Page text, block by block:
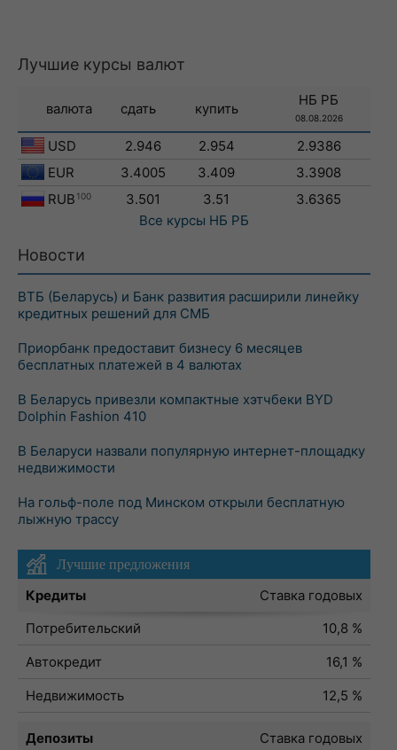
Лучшие курсы валют
валюта сдать купить
НБ РБ
08.08.2026
USD 2.946 2.954
2.9386
EUR
3.4005 3.409
3.3908
RUB 100 3.501 3.51
3.6365
Все курсы НБ РБ
Новости
ВТБ (Беларусь) и Банк развития расширили линейку
кредитных решений для СМБ
Приорбанк предоставит бизнесу 6 месяцев
бесплатных платежей в 4 валютах
В Беларусь привезли компактные хэтчбеки BYD
Dolphin Fashion 410
В Беларуси назвали популярную интернет-площадку
недвижимости
На гольф-поле под Минском открыли бесплатную
лыжную трассу
Лучшие предложения
Кредиты
Ставка годовых
Потребительский
10,8 %
Автокредит
16,1 %
Недвижимость
12,5 %
Депозиты
Ставка годовых